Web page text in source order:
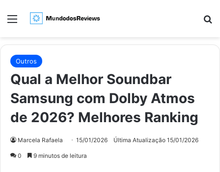
Menu
Outros
Qual a Melhor Soundbar
Samsung com Dolby Atmos
de 2026? Melhores Ranking
Marcela Rafaela 15/01/2026 Última Atualização 15/01/2026
0 9 minutos de leitura